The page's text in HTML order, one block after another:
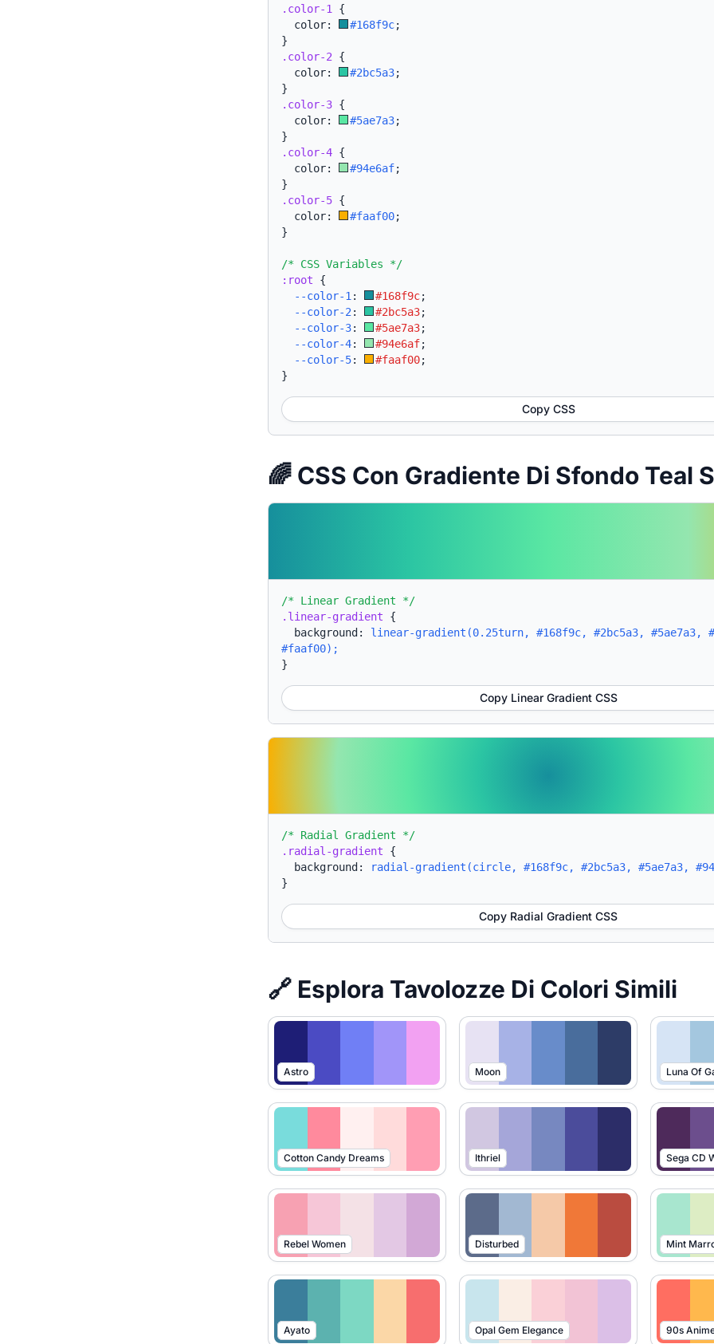
.color-1
{
  color:
#168f9c;
}
.color-2 {
  color:
#2bc5a3;
}
.color-3 {
  color:
#5ae7a3;
}
.color-4 {
  color:
#94e6af;
}
.color-5 {
  color:
#faaf00;
}
/* CSS Variables */
:root {
--color-1 : #168f9c;
--color-2 : #2bc5a3;
--color-3: #5ae7a3;
--color-4: #94e6af;
--color-5: #faaf00;
}
Copy CSS
🌈 CSS Con Gradiente Di Sfondo Teal
/* Linear Gradient */
.linear-gradient {
background: linear-gradient(0.25turn, #168f9c, #2bc5a3, #5ae7a3,
#faaf00);
}
Copy Linear Gradient CSS
/* Radial Gradient */
.radial-gradient {
background:
radial-gradient(circle, #168f9c, #2bc5a3, #5ae7a3,
}
Copy Radial Gradient CSS
🔗 Esplora Tavolozze Di Colori Simili
Astro Moon Luna Of
Cotton Candy Dreams Ithriel Sega CD
Rebel Women Disturbed Mint
Ayato Opal Gem Elegance 90s